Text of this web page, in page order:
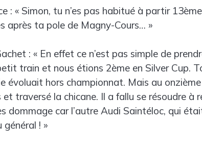
: « Simon, tu n’es pas habitué à partir
après ta pole de Magny-Cours… »
: « En effet ce n’est pas simple de
train et nous étions 2ème en Silver Cup.
évoluait hors championnat. Mais au
et traversé la chicane. Il a fallu se résoudre à
dommage car l’autre Audi Saintéloc, qui
général ! »